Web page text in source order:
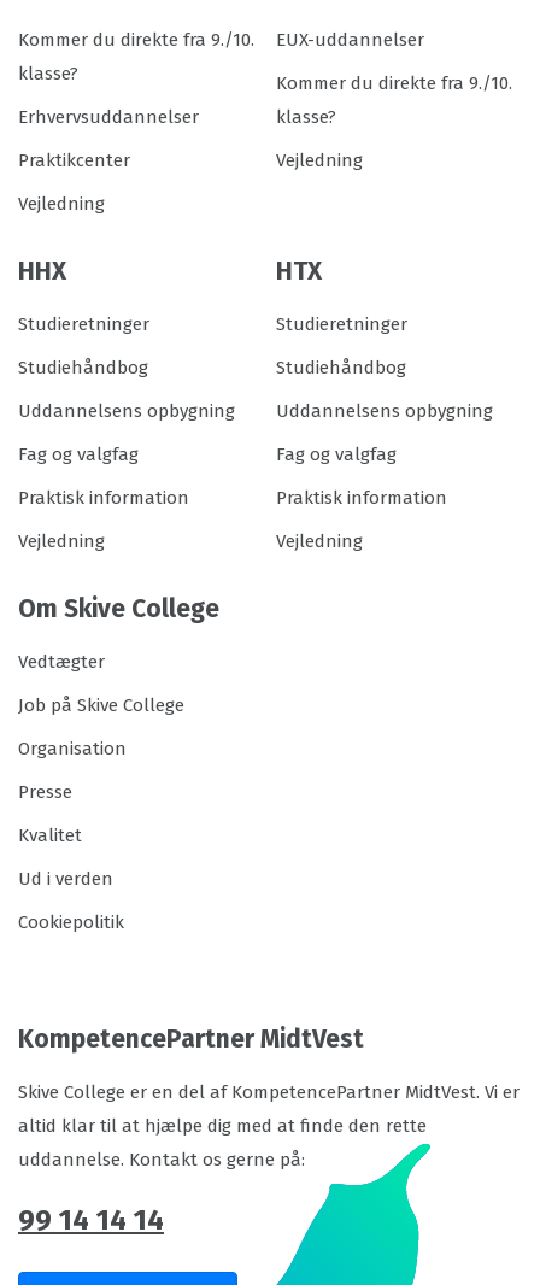
Kommer du direkte fra 9./10.
klasse?
Erhvervsuddannelser
Praktikcenter
Vejledning
EUX-uddannelser
Kommer du direkte fra 9./10.
klasse?
Vejledning
HHX
Studieretninger
Studiehåndbog
Uddannelsens opbygning
Fag og valgfag
Praktisk information
Vejledning
HTX
Studieretninger
Studiehåndbog
Uddannelsens opbygning
Fag og valgfag
Praktisk information
Vejledning
Om Skive College
Vedtægter
Job på Skive College
Organisation
Presse
Kvalitet
Ud i verden
Cookiepolitik
KompetencePartner MidtVest
Skive College er en del af KompetencePartner MidtVest. Vi er
altid klar til at hjælpe dig med at finde den rette
uddannelse. Kontakt os gerne på:
99 14 14 14